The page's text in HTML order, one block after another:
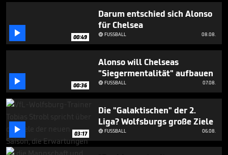
 00:49
Darum entschied sich Alonso
für Chelsea
FUSSBALL 08.08.
 00:36
Alonso will Chelseas
"Siegermentalität" aufbauen
FUSSBALL 07.08.
 03:17
Die "Galaktischen" der 2.
Liga? Wolfsburgs große Ziele
FUSSBALL 06.08.